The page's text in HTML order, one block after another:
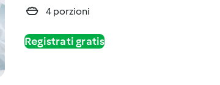
4 porzioni
Registrati gratis